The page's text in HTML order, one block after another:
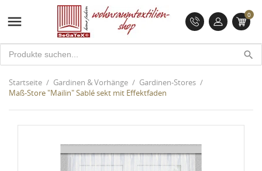
 0
search
Startseite Gardinen & Vorhänge
Gardinen-Stores
Maß-Store "Mailin" Sablé sekt mit Effektfaden